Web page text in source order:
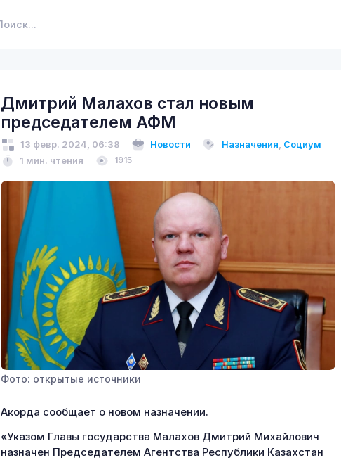
Дмитрий Малахов стал новым
председателем АФМ
13 февр. 2024, 06:38 Новости Назначения, Социум
1 мин. чтения
1915
Фото: открытые источники
Акорда сообщает о новом назначении.
«Указом Главы государства Малахов Дмитрий Михайлович
назначен Председателем Агентства Республики Казахстан